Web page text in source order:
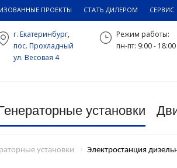
ПРОЕКТЫ СТАТЬ ДИЛЕРОМ СЕРВИС
г. Екатеринбург,
пос. Прохладный
ул. Весовая 4
Режим работы:
пн-пт: 9:00 - 18:00
установки
установки Электростанция